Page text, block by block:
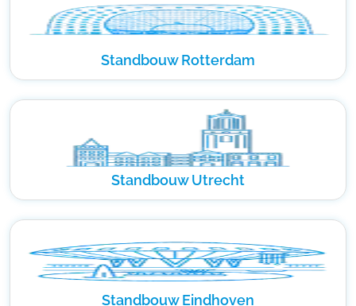
Standbouw Rotterdam
Standbouw Utrecht
Standbouw Eindhoven